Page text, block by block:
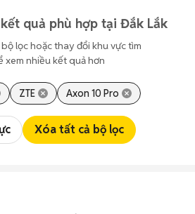
quả phù hợp tại Đắk Lắk
lọc hoặc thay đổi khu vực tìm
xem nhiều kết quả hơn
ZTE Axon 10 Pro
Xóa tất cả bộ lọc